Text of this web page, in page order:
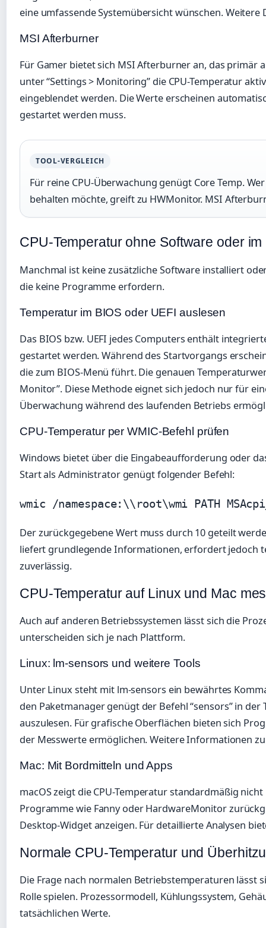
eine umfassende Systemübersicht wünschen.
MSI Afterburner
Für Gamer bietet sich MSI Afterburner an, das primär
unter “Settings > Monitoring” die CPU-Temperatur
eingeblendet werden. Die Werte erscheinen
gestartet werden muss.
TOOL-VERGLEICH
Für reine CPU-Überwachung genügt Core Temp.
behalten möchte, greift zu HWMonitor. MSI
CPU-Temperatur ohne Software oder
Manchmal ist keine zusätzliche Software installiert
die keine Programme erfordern.
Temperatur im BIOS oder UEFI auslesen
Das BIOS bzw. UEFI jedes Computers enthält
gestartet werden. Während des Startvorgangs
die zum BIOS-Menü führt. Die genauen
Monitor”. Diese Methode eignet sich jedoch nur für
Überwachung während des laufenden Betriebs
CPU-Temperatur per WMIC-Befehl prüfen
Windows bietet über die Eingabeaufforderung oder
Start als Administrator genügt folgender Befehl:
wmic /namespace:\\root\wmi PATH
Der zurückgegebene Wert muss durch 10 geteilt
liefert grundlegende Informationen, erfordert jedoch
zuverlässig.
CPU-Temperatur auf Linux und Mac
Auch auf anderen Betriebssystemen lässt sich die
unterscheiden sich je nach Plattform.
Linux: lm-sensors und weitere Tools
Unter Linux steht mit lm-sensors ein bewährtes
den Paketmanager genügt der Befehl “sensors” in
auszulesen. Für grafische Oberflächen bieten sich
der Messwerte ermöglichen. Weitere Informationen
Mac: Mit Bordmitteln und Apps
macOS zeigt die CPU-Temperatur standardmäßig
Programme wie Fanny oder HardwareMonitor
Desktop-Widget anzeigen. Für detaillierte Analysen
Normale CPU-Temperatur und
Die Frage nach normalen Betriebstemperaturen lässt
Rolle spielen. Prozessormodell, Kühlungssystem,
tatsächlichen Werte.